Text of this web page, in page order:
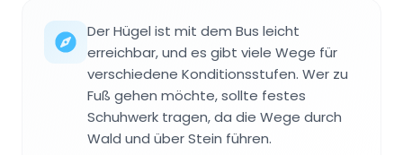
Der Hügel ist mit dem Bus leicht
erreichbar, und es gibt viele Wege für
verschiedene Konditionsstufen. Wer zu
Fuß gehen möchte, sollte festes
Schuhwerk tragen, da die Wege durch
Wald und über Stein führen.